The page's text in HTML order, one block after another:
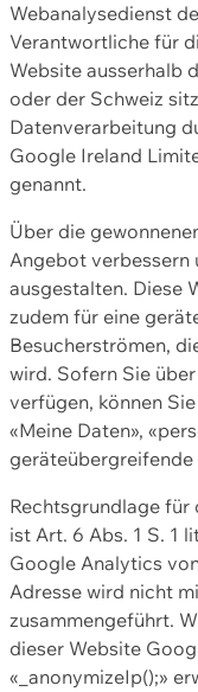
Webanalysedienst
Verantwortliche für
Website ausserhalb
oder der Schweiz
Datenverarbeitung
Google Ireland
genannt.
Über die
Angebot verbessern
ausgestalten. Diese
zudem für eine
Besucherströmen,
wird. Sofern Sie
verfügen, können
«Meine Daten»,
Rechtsgrundlage
ist Art. 6 Abs. 1 S. 1
Google Analytics
Adresse wird nicht
zusammengeführt.
dieser Website
«_anonymizeIp();»